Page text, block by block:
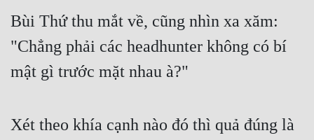
Bùi Thứ thu mắt về, cũng nhìn xa xăm:
"Chẳng phải các headhunter không có bí
mật gì trước mặt nhau à?"
Xét theo khía cạnh nào đó thì quả đúng là